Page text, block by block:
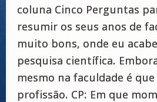
coluna Cinco Perguntas
resumir os seus anos de
muito bons, onde eu
pesquisa científica.
mesmo na faculdade é
profissão. CP: Em que